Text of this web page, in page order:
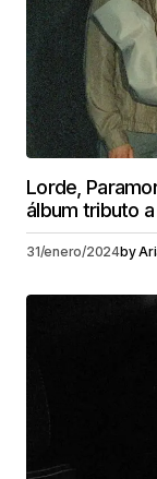
Lorde,
álbum tributo
31/enero/2024by